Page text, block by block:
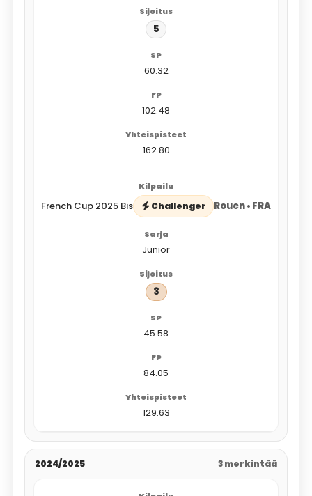
5
60.32
102.48
162.80
French Cup 2025 Bis Challenger Rouen • FRA
Junior
3
45.58
84.05
129.63
2024/2025 3 merkintää